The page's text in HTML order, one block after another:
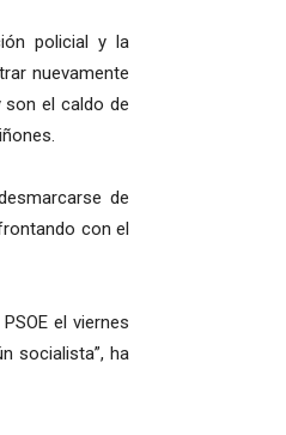
policial y la
nuevamente
son el caldo de
de
con el
el viernes
socialista”, ha